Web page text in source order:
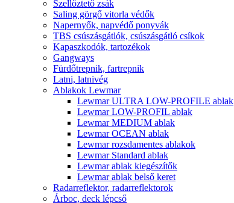
Szellőztető zsák
Saling görgő vitorla védők
Napernyők, napvédő ponyvák
TBS csúszásgátlók, csúszásgátló csíkok
Kapaszkodók, tartozékok
Gangways
Fürdőtrepnik, fartrepnik
Latni, latnivég
Ablakok Lewmar
Lewmar ULTRA LOW-PROFILE ablak
Lewmar LOW-PROFIL ablak
Lewmar MEDIUM ablak
Lewmar OCEAN ablak
Lewmar rozsdamentes ablakok
Lewmar Standard ablak
Lewmar ablak kiegészítők
Lewmar ablak belső keret
Radarreflektor, radarreflektorok
Árboc, deck lépcső